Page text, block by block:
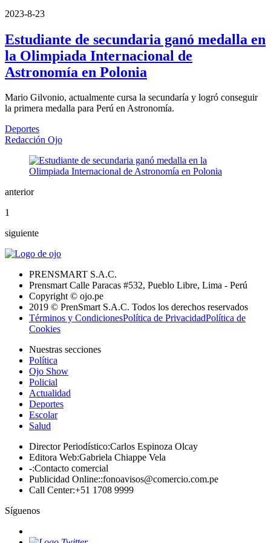
2023-8-23
Estudiante de secundaria ganó medalla en
la Olimpiada Internacional de
Astronomía en Polonia
Mario Gilvonio, actualmente cursa la secundaría y logró conseguir
la primera medalla para Perú en Astronomía.
Deportes
Redacción Ojo
anterior
1
siguiente
PRENSMART S.A.C.
Prensmart Calle Paracas #532, Pueblo Libre, Lima - Perú
Copyright © ojo.pe
2019 © PrenSmart S.A.C. Todos los derechos reservados
Términos y CondicionesPolítica de PrivacidadPolítica de
Cookies
Nuestras secciones
Política
Ojo Show
Policial
Actualidad
Deportes
Escolar
Salud
Director Periodístico:Carlos Espinoza Olcay
Editora Web:Gabriela Chiappe Vela
-:Contacto comercial
Publicidad Online::fonoavisos@comercio.com.pe
Call Center:+51 1708 9999
Síguenos